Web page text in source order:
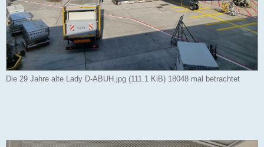
Die 29 Jahre alte Lady D-ABUH.jpg (111.1 KiB) 18048 mal betrachtet